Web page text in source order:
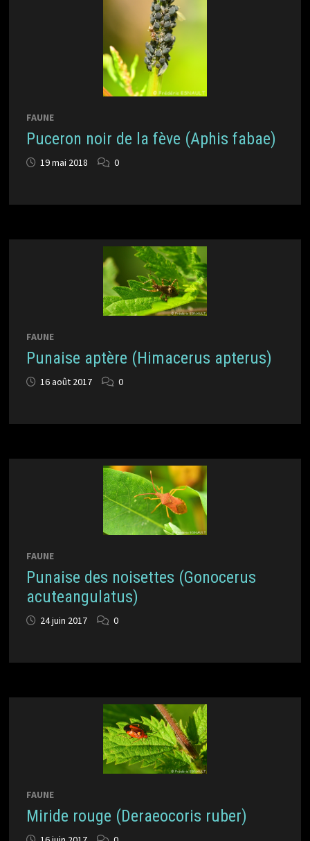
FAUNE
Puceron noir de la fève (Aphis fabae)
19 mai 2018 0
FAUNE
Punaise aptère (Himacerus apterus)
16 août 2017 0
FAUNE
Punaise des noisettes (Gonocerus
acuteangulatus)
24 juin 2017 0
FAUNE
Miride rouge (Deraeocoris ruber)